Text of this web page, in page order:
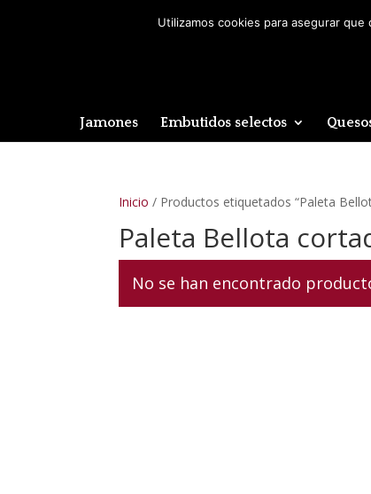
Jamones Embutidos selectos
Inicio / Productos etiquetados “Paleta
Paleta Bellota
No se han encontrado
Utilizamos cookies para asegurar